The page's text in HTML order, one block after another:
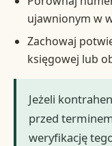
ujawnionym w
Zachowaj
księgowej lub
Jeżeli
przed
weryfikację